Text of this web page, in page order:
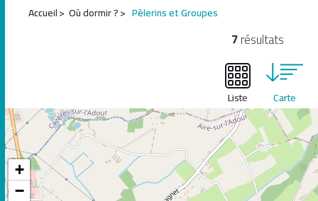
Accueil Où dormir ? Pèlerins et Groupes
7résultats
Liste Carte
+
−